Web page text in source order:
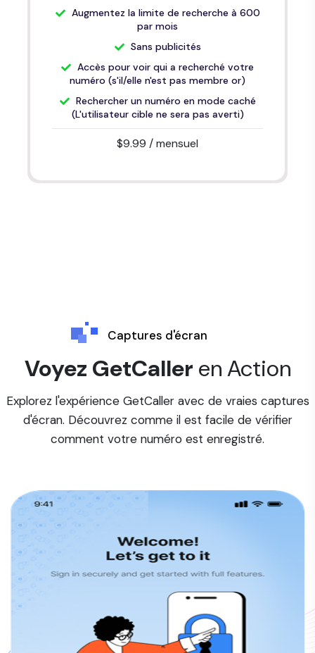
Augmentez la limite de recherche à 600
par mois
Sans publicités
Accès pour voir qui a recherché votre
numéro (s'il/elle n'est pas membre or)
Rechercher un numéro en mode caché
(L'utilisateur cible ne sera pas averti)
$9.99 / mensuel
Captures d'écran
Voyez GetCaller en Action
Explorez l'expérience GetCaller avec de vraies captures
d'écran. Découvrez comme il est facile de vérifier
comment votre numéro est enregistré.